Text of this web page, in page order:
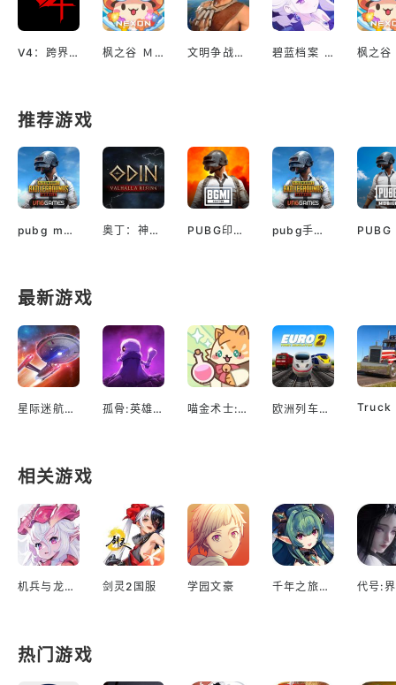
V4：跨界战（美服） 枫之谷 Ｍ（冒险岛 日服） 文明争战（国际服） 碧蓝档案 Blue Archive（国际服）
推荐游戏
pubg mobile最新版本 奥丁：神判（国际服） PUBG印服手机安卓版 pubg手游越南服最新版
最新游戏
星际迷航：舰队指挥官 孤骨:英雄杀手 喵金术士:猫咪合并大亨 欧洲列车模拟2
相关游戏
机兵与龙日服 剑灵2国服 学园文豪 千年之旅台服 代号:界
热门游戏